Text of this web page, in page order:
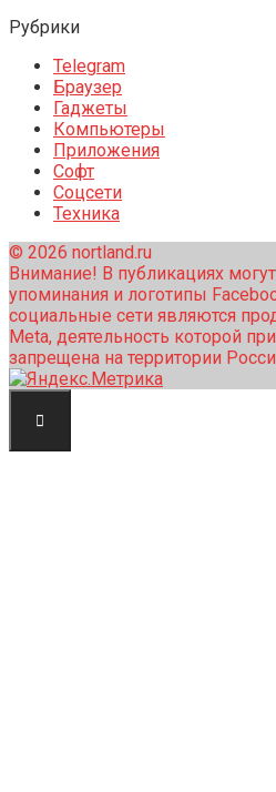
Рубрики
Telegram
Браузер
Гаджеты
Компьютеры
Приложения
Софт
Соцсети
Техника
© 2026 nortland.ru
Внимание! В публикациях
упоминания и логотипы
социальные сети являются
Meta, деятельность которой
запрещена на территории